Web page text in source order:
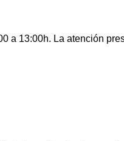
a 13:00h. La atención